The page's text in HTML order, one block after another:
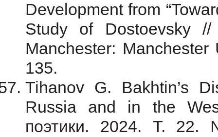
Development from
Study of Dostoevsky
Manchester:
135.
Tihanov G. Bakhtin’s
Russia and in the
поэтики. 2024. Т.